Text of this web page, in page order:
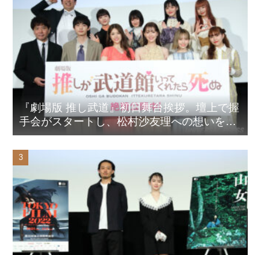
『劇場版 推し武道』初日舞台挨拶。壇上で握
手会がスタートし、松村沙友理への想いをア
ピール！？